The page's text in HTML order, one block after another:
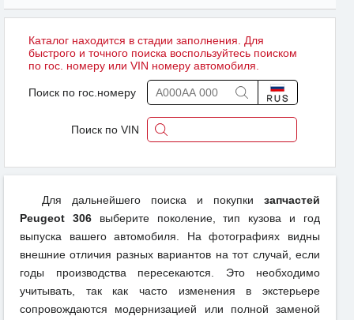
Каталог находится в стадии заполнения. Для
быстрого и точного поиска воспользуйтесь поиском
по гос. номеру или VIN номеру автомобиля.
Поиск по гос.номеру
Поиск по VIN
Для дальнейшего поиска и покупки запчастей
Peugeot 306выберите поколение, тип кузова и год
выпуска вашего автомобиля. На фотографиях видны
внешние отличия разных вариантов на тот случай, если
годы производства пересекаются. Это необходимо
учитывать, так как часто изменения в экстерьере
сопровождаются модернизацией или полной заменой